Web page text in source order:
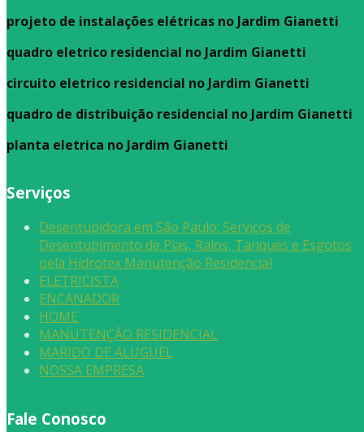
projeto de instalações elétricas no Jardim Gianetti
quadro eletrico residencial no Jardim Gianetti
circuito eletrico residencial no Jardim Gianetti
quadro de distribuição residencial no Jardim Gianetti
planta eletrica no Jardim Gianetti
Serviços
Desentupidora em São Paulo: Serviços de
Desentupimento de Pias, Ralos, Tanques e Esgotos
pela Hidrotex Manutenção Residencial
ELETRICISTA
ENCANADOR
HOME
MANUTENÇÃO RESIDENCIAL
MARIDO DE ALUGUEL
NOSSA EMPRESA
Fale Conosco